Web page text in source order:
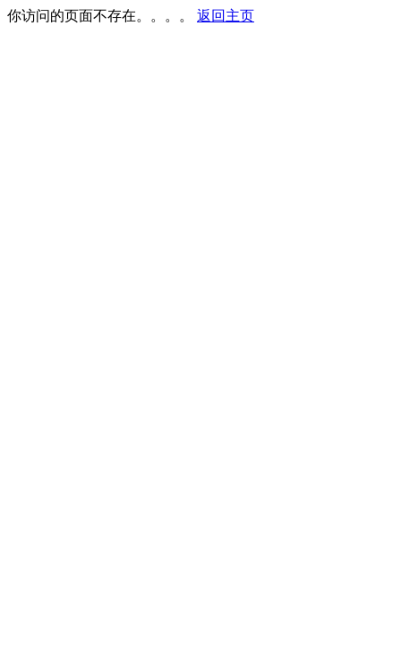
你访问的页面不存在。。。。 返回主页